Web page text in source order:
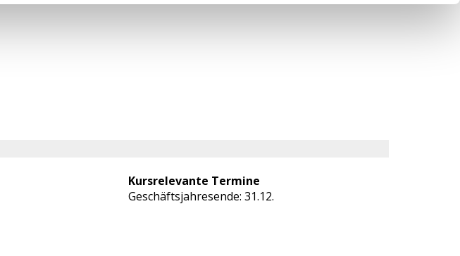
Kursrelevante Termine
Geschäftsjahresende: 31.12.